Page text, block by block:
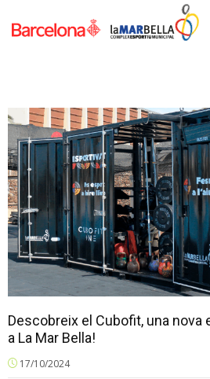
Descobreix el Cubofit, una
a La Mar Bella!
17/10/2024